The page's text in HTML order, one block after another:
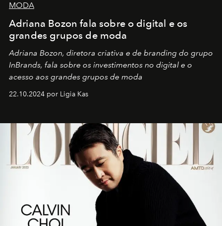
MODA
Adriana Bozon fala sobre o digital e os
grandes grupos de moda
Adriana Bozon, diretora criativa e de branding do grupo
InBrands, fala sobre os investimentos no digital e o
acesso aos grandes grupos de moda
22.10.2024 por Ligia Kas